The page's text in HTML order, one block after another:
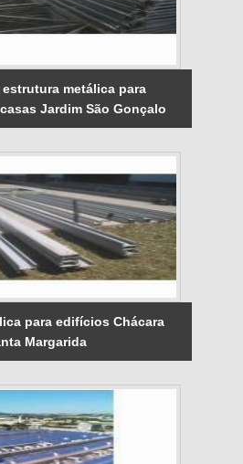
estrutura metálica para
Jardim São Gonçalo
para edifícios Chácara
Margarida